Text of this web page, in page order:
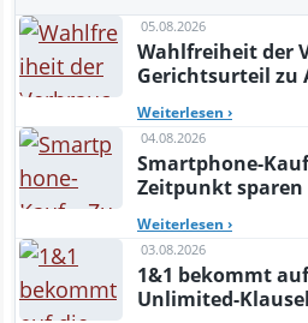
05.08.2026
Wahlfreiheit der
Gerichtsurteil zu
Weiterlesen ›
04.08.2026
Smartphone-
Zeitpunkt
Weiterlesen ›
03.08.2026
1&1 bekommt
Unlimited-